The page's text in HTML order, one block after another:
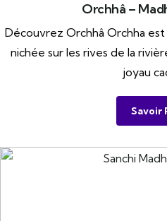
Orchhâ –
Découvrez Orchhâ Orchha
nichée sur les rives de la
joyau
Savoir